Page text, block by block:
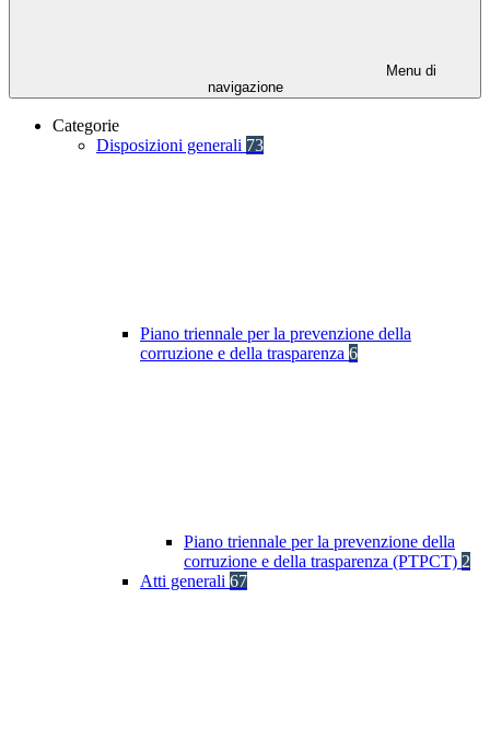
Menu di
navigazione
Categorie
Disposizioni generali 73
Piano triennale per la prevenzione della
corruzione e della trasparenza 6
Piano triennale per la prevenzione della
corruzione e della trasparenza (PTPCT) 2
Atti generali 67